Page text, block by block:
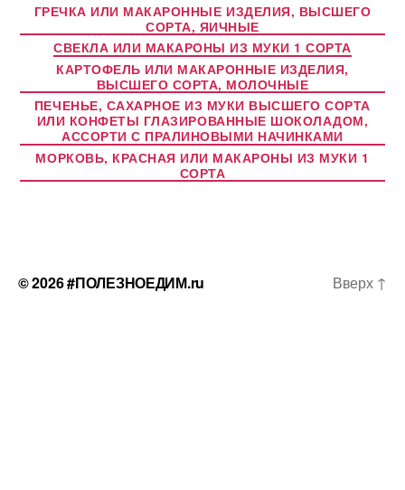
ГРЕЧКА ИЛИ МАКАРОННЫЕ ИЗДЕЛИЯ, ВЫСШЕГО
СОРТА, ЯИЧНЫЕ
СВЕКЛА ИЛИ МАКАРОНЫ ИЗ МУКИ 1 СОРТА
КАРТОФЕЛЬ ИЛИ МАКАРОННЫЕ ИЗДЕЛИЯ,
ВЫСШЕГО СОРТА, МОЛОЧНЫЕ
ПЕЧЕНЬЕ, САХАРНОЕ ИЗ МУКИ ВЫСШЕГО СОРТА
ИЛИ КОНФЕТЫ ГЛАЗИРОВАННЫЕ ШОКОЛАДОМ,
АССОРТИ С ПРАЛИНОВЫМИ НАЧИНКАМИ
МОРКОВЬ, КРАСНАЯ ИЛИ МАКАРОНЫ ИЗ МУКИ 1
СОРТА
© 2026#ПОЛЕЗНОЕДИМ.ru Вверх ↑